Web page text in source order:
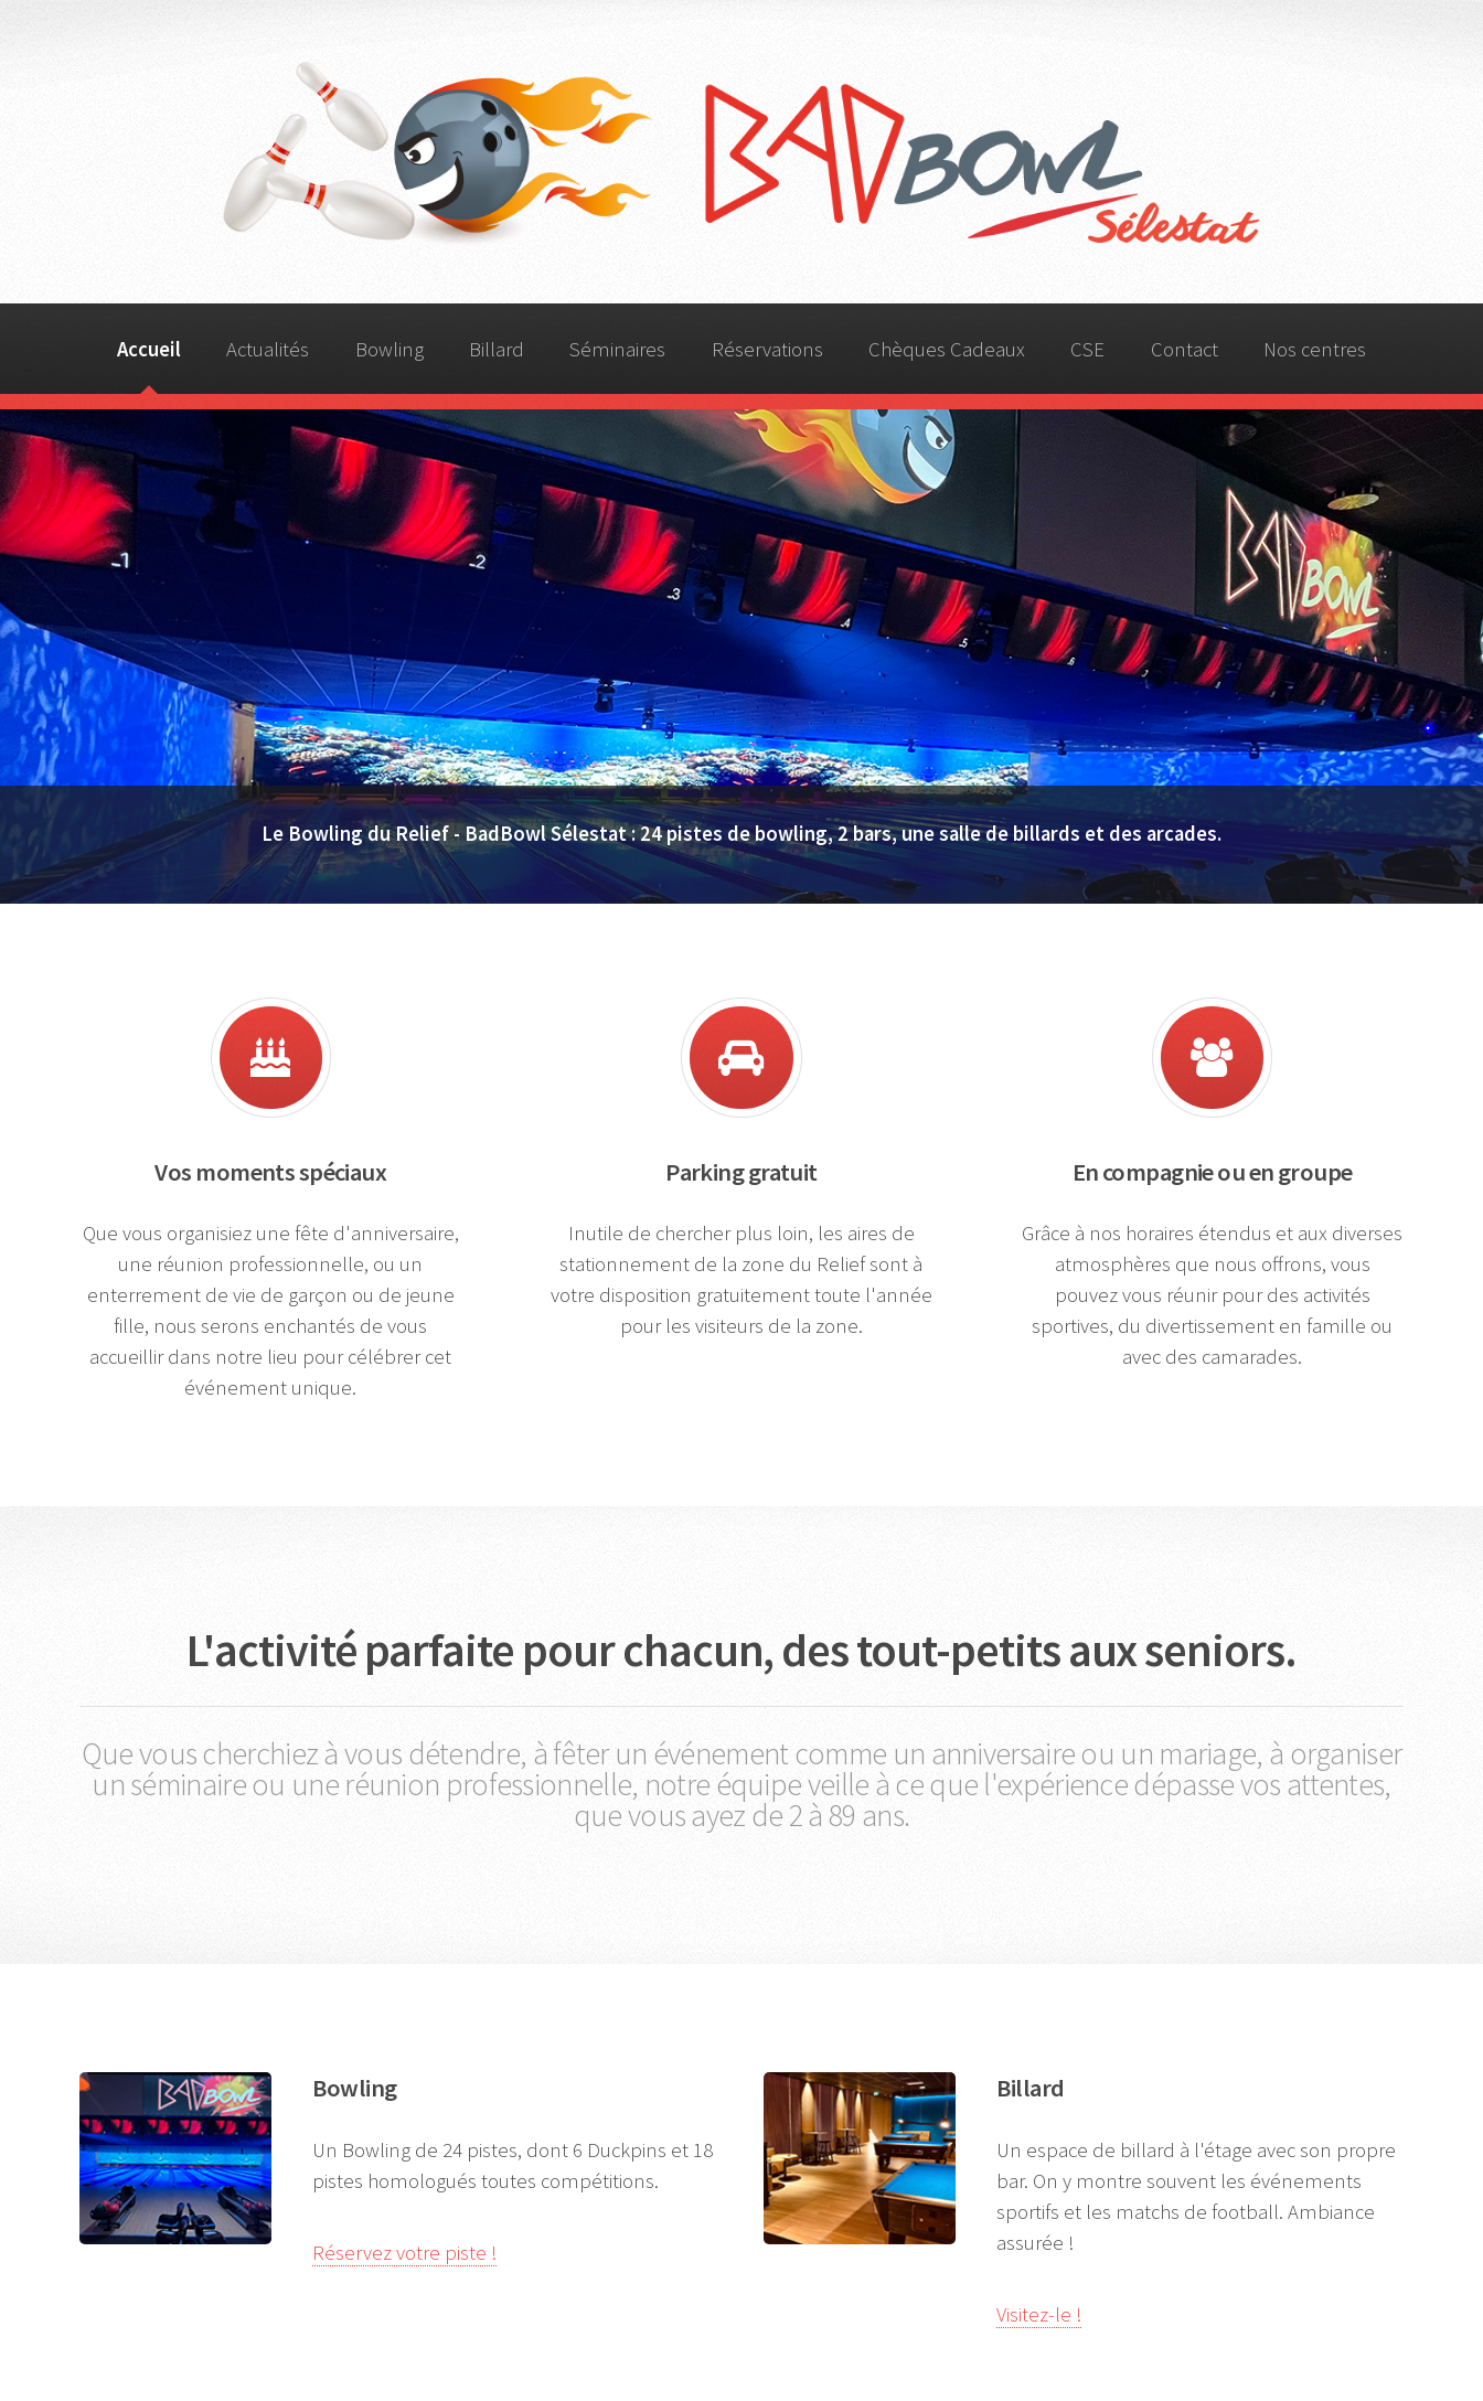
Bowling du Relief - BadBowl Séléstat
Accueil Actualités Bowling Billard Séminaires Réservations Chèques Cadeaux CSE Contact Nos centres
Le Bowling du Relief - BadBowl Sélestat : 24 pistes de bowling, 2 bars, une salle de billards et des arcades.
Vos moments spéciaux
Que vous organisiez une fête d'anniversaire,
une réunion professionnelle, ou un
enterrement de vie de garçon ou de jeune
fille, nous serons enchantés de vous
accueillir dans notre lieu pour célébrer cet
événement unique.
Parking gratuit
Inutile de chercher plus loin, les aires de
stationnement de la zone du Relief sont à
votre disposition gratuitement toute l'année
pour les visiteurs de la zone.
En compagnie ou en groupe
Grâce à nos horaires étendus et aux diverses
atmosphères que nous offrons, vous
pouvez vous réunir pour des activités
sportives, du divertissement en famille ou
avec des camarades.
L'activité parfaite pour chacun, des tout-petits aux seniors.
Que vous cherchiez à vous détendre, à fêter un événement comme un anniversaire ou un mariage, à organiser
un séminaire ou une réunion professionnelle, notre équipe veille à ce que l'expérience dépasse vos attentes,
que vous ayez de 2 à 89 ans.
Bowling
Un Bowling de 24 pistes, dont 6 Duckpins et 18
pistes homologués toutes compétitions.
Réservez votre piste !
Billard
Un espace de billard à l'étage avec son propre
bar. On y montre souvent les événements
sportifs et les matchs de football. Ambiance
assurée !
Visitez-le !